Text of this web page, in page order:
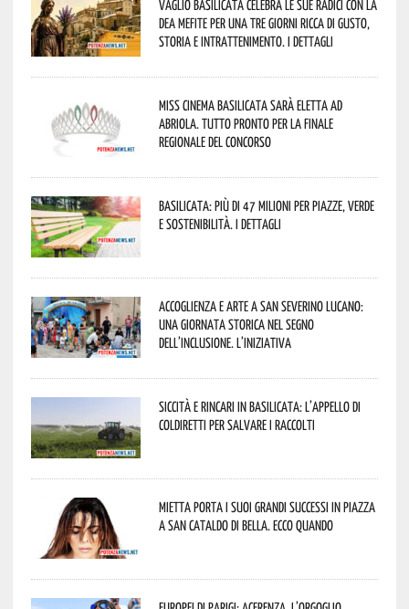
Vaglio Basilicata celebra le sue radici con la
Dea Mefite per una tre giorni ricca di gusto,
storia e intrattenimento. I dettagli
Miss Cinema Basilicata sarà eletta ad
Abriola. Tutto pronto per la finale
regionale del concorso
Basilicata: più di 47 milioni per piazze, verde
e sostenibilità. I dettagli
Accoglienza e arte a San Severino Lucano:
una giornata storica nel segno
dell’inclusione. L’iniziativa
Siccità e rincari in Basilicata: l’appello di
Coldiretti per salvare i raccolti
Mietta porta i suoi grandi successi in piazza
a San Cataldo di Bella. Ecco quando